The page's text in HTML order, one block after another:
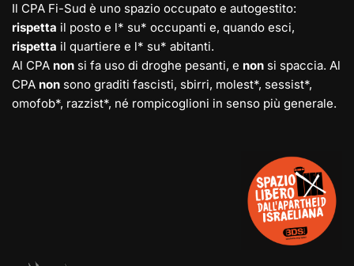
Il CPA Fi-Sud è uno spazio occupato e autogestito:
rispetta il posto e l* su* occupanti e, quando esci,
rispetta il quartiere e l* su* abitanti.
Al CPA non si fa uso di droghe pesanti, e non si spaccia. Al
CPA non sono graditi fascisti, sbirri, molest*, sessist*,
omofob*, razzist*, né rompicoglioni in senso più generale.